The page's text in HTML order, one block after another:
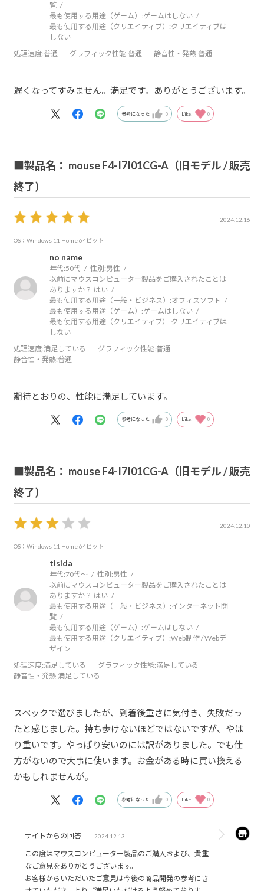
覧
最も使用する用途（ゲーム）:ゲームはしない
最も使用する用途（クリエイティブ）:クリエイティブは
しない
処理速度:普通 グラフィック性能:普通 静音性・発熱:普通
遅くなってすみません。満足です。ありがとうございます。
参考になった 0 Like! 0
■製品名： mouse F4-I7I01CG-A（旧モデル / 販売
終了）
2024.12.16
OS：Windows 11 Home 64ビット
no name
年代:50代 性別:男性
以前にマウスコンピューター製品をご購入されたことは
ありますか？:はい
最も使用する用途（一般・ビジネス）:オフィスソフト
最も使用する用途（ゲーム）:ゲームはしない
最も使用する用途（クリエイティブ）:クリエイティブは
しない
処理速度:満足している グラフィック性能:普通
静音性・発熱:普通
期待とおりの、性能に満足しています。
参考になった 0 Like! 0
■製品名： mouse F4-I7I01CG-A（旧モデル / 販売
終了）
2024.12.10
OS：Windows 11 Home 64ビット
tisida
年代:70代～ 性別:男性
以前にマウスコンピューター製品をご購入されたことは
ありますか？:はい
最も使用する用途（一般・ビジネス）:インターネット閲
覧
最も使用する用途（ゲーム）:ゲームはしない
最も使用する用途（クリエイティブ）:Web制作 / Webデ
ザイン
処理速度:満足している グラフィック性能:満足している
静音性・発熱:満足している
スペックで選びましたが、到着後重さに気付き、失敗だっ
たと感じました。持ち歩けないほどではないですが、やは
り重いです。やっぱり安いのには訳がありました。でも仕
方がないので大事に使います。お金がある時に買い換える
かもしれませんが。
参考になった 0 Like! 0
サイトからの回答 2024.12.13
この度はマウスコンピューター製品のご購入および、貴重
なご意見をありがとうございます。
お客様からいただいたご意見は今後の商品開発の参考にさ